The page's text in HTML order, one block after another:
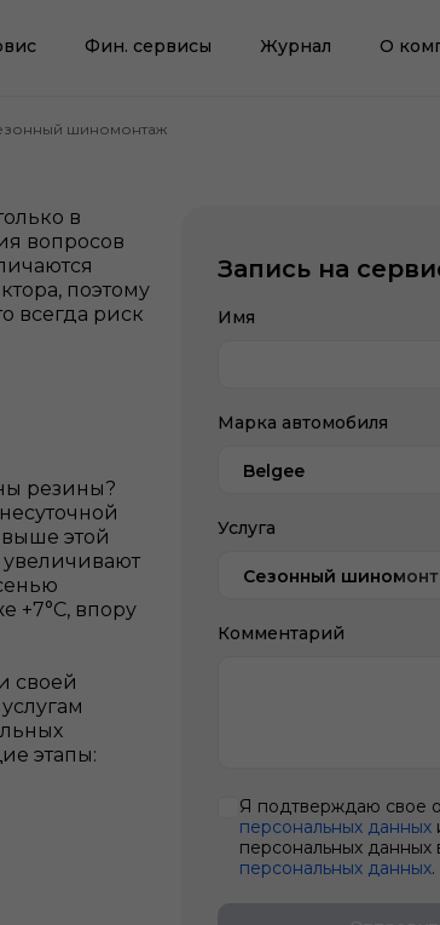
Фин. сервисы Журнал О
шиномонтаж
в
вопросов
поэтому
всегда риск
резины?
выше этой
+7°С, впору
своей
этапы:
Запись на
Имя
Марка автомобиля
Belgee
Услуга
Сезонный
Комментарий
Я подтверждаю свое
персональных данных
персональных данных
персональных данных.